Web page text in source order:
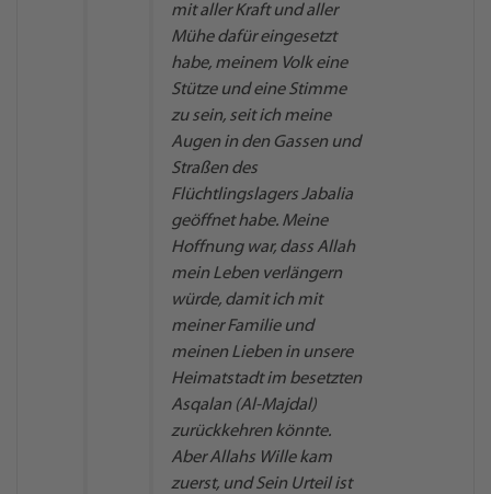
mit aller Kraft und aller
Mühe dafür eingesetzt
habe, meinem Volk eine
Stütze und eine Stimme
zu sein, seit ich meine
Augen in den Gassen und
Straßen des
Flüchtlingslagers Jabalia
geöffnet habe. Meine
Hoffnung war, dass Allah
mein Leben verlängern
würde, damit ich mit
meiner Familie und
meinen Lieben in unsere
Heimatstadt im besetzten
Asqalan (Al-Majdal)
zurückkehren könnte.
Aber Allahs Wille kam
zuerst, und Sein Urteil ist